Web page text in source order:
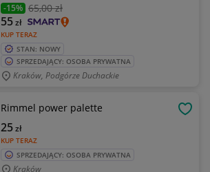
-15% 65,00 zł
KUP TERAZ
55zł
STAN: NOWY
SPRZEDAJĄCY: OSOBA PRYWATNA
Kraków, Podgórze Duchackie
Rimmel power palette
KUP TERAZ
25zł
SPRZEDAJĄCY: OSOBA PRYWATNA
Kraków